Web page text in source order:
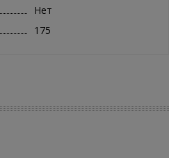
Нет
175